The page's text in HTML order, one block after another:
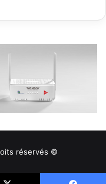
© Copyright 2026, Tous droits réservés |